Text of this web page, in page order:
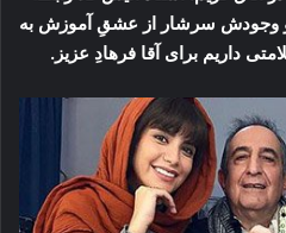
و وجودش سرشار از عشقِ آموزش به
داریم برای آقا فرهادِ عزیز.